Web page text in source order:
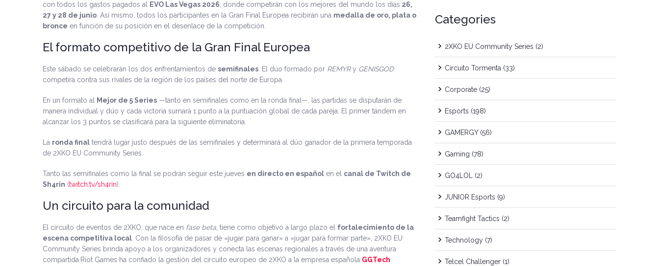
con todos los gastos pagados al
EVO Las Vegas 2026 , donde competirán con los mejores del mundo los días 26,
27 y 28 de junio . Así mismo, todos los participantes en la Gran Final Europea recibirán una medalla de oro, plata o
bronce en función de su posición en el desenlace de la competición.
El formato competitivo de la Gran Final Europea
Este sábado se celebrarán los dos enfrentamientos de semifinales . El dúo formado por REMYRy GENISGOD
competirá contra sus rivales de la región de los países del norte de Europa.
En un formato al Mejor de 5 Series —tanto en semifinales como en la ronda final—, las partidas se disputarán de
manera individual y dúo y cada victoria sumará 1 punto a la puntuación global de cada pareja. El primer tándem en
alcanzar los 3 puntos se clasificará para la siguiente eliminatoria.
La ronda final tendrá lugar justo después de las semifinales y determinará al dúo ganador de la primera temporada
de 2XKO EU Community Series.
Tanto las semifinales como la final se podrán seguir este jueves en directo en español en el canal de Twitch de
Sh4rin (twitch.tv/sh4rin).
Un circuito para la comunidad
El circuito de eventos de 2XKO, que nace en fase beta , tiene como objetivo a largo plazo el fortalecimiento de la
escena competitiva local . Con la filosofía de pasar de «jugar para ganar» a «jugar para formar parte», 2XKO EU
Community Series brinda apoyo a los organizadores y conecta las escenas regionales a través de una aventura
compartida.Riot Games ha confiado la gestión del circuito europeo de 2XKO a la empresa española GGTech
Categories
2XKO EU Community Series (2)
Circuito Tormenta (33)
Corporate (25)
Esports (198)
GAMERGY(56)
Gaming (78)
GO4LOL (2)
JUNIOR Esports (9)
Teamfight Tactics (2)
Technology (7)
Telcel Challenger (1)